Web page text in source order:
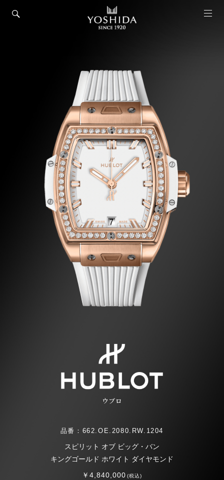
ウブロ
品番：662.OE.2080.RW.1204
スピリット オブ ビッグ・バン
キングゴールド ホワイト ダイヤモンド
￥4,840,000(税込)